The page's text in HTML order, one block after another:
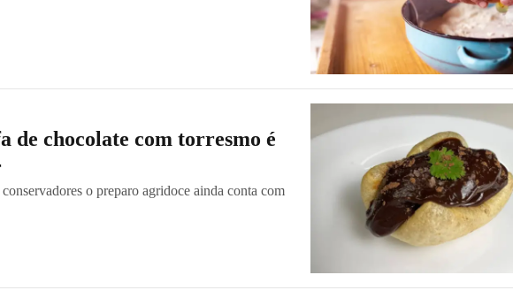
de chocolate com torresmo é
o preparo agridoce ainda conta com